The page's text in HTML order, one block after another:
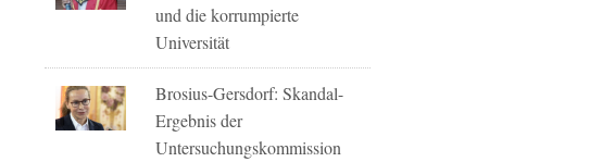
und die korrumpierte
Universität
Brosius-Gersdorf: Skandal-
Ergebnis der
Untersuchungskommission